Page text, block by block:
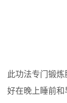
此功法专门锻
好在晚上睡前和